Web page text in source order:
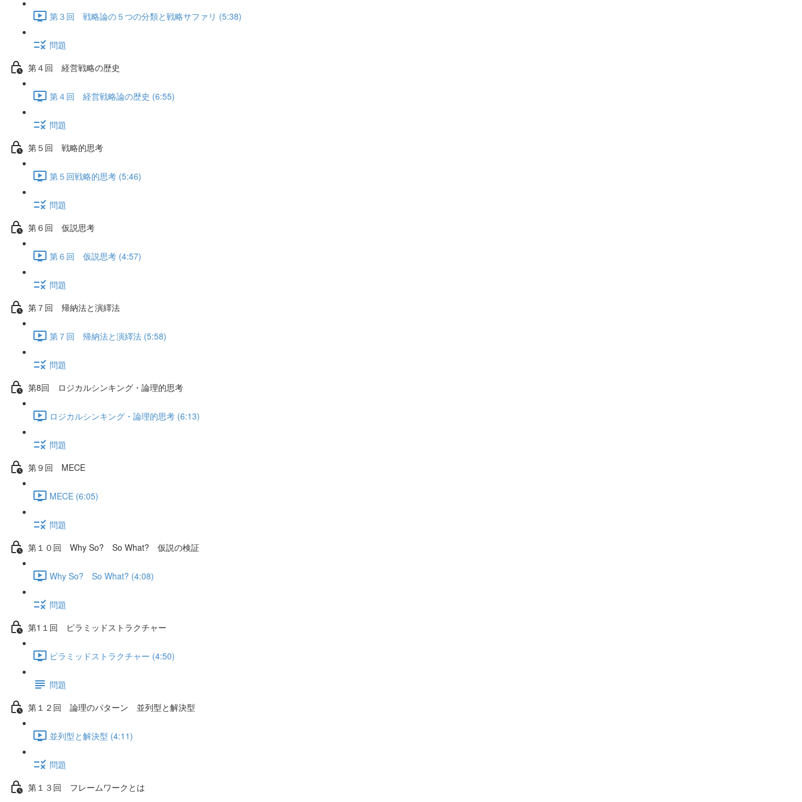
第３回 戦略論の５つの分類と戦略サファリ (5:38)
問題
第４回 経営戦略の歴史
第４回 経営戦略論の歴史 (6:55)
問題
第５回 戦略的思考
第５回戦略的思考 (5:46)
問題
第６回 仮説思考
第６回 仮説思考 (4:57)
問題
第７回 帰納法と演繹法
第７回 帰納法と演繹法 (5:58)
問題
第8回 ロジカルシンキング・論理的思考
ロジカルシンキング・論理的思考 (6:13)
問題
第９回 MECE
MECE (6:05)
問題
第１０回 Why So? So What? 仮説の検証
Why So? So What? (4:08)
問題
第1１回 ピラミッドストラクチャー
ピラミッドストラクチャー (4:50)
問題
第１２回 論理のパターン 並列型と解決型
並列型と解決型 (4:11)
問題
第１３回 フレームワークとは